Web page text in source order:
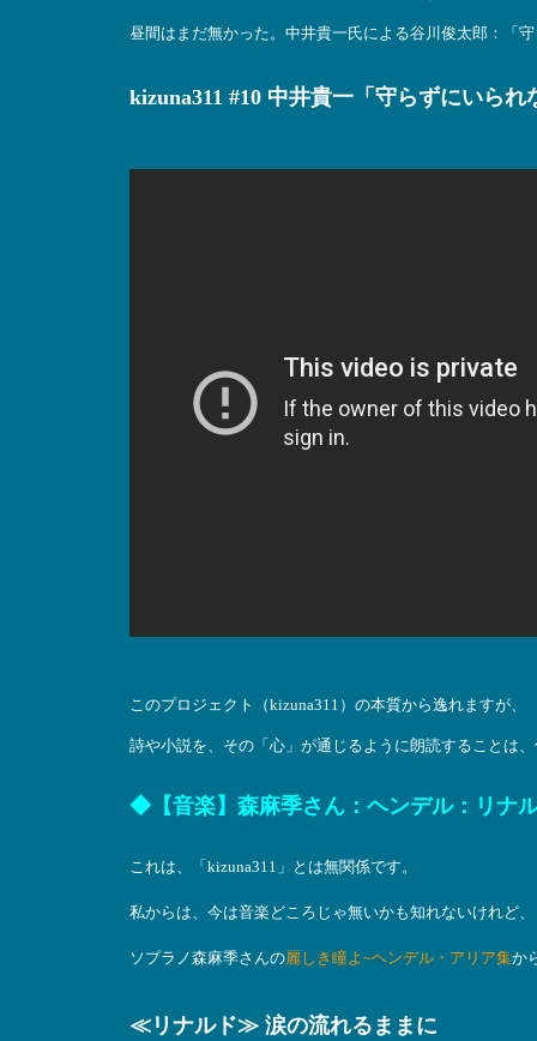
昼間はまだ無かった。中井貴一氏による谷川俊太郎：「
kizuna311 #10 中井貴一「守らずにいられ
このプロジェクト（kizuna311）の本質から逸れますが、
詩や小説を、その「心」が通じるように朗読することは
◆【音楽】森麻季さん：ヘンデル：リナ
これは、「kizuna311」とは無関係です。
私からは、今は音楽どころじゃ無いかも知れないけれど、
ソプラノ森麻季さんの麗しき瞳よ~ヘンデル・アリア集か
≪リナルド≫ 涙の流れるままに